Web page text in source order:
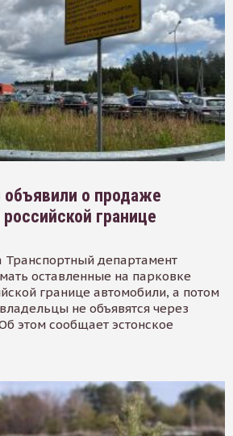
объявили о продаже
границе
Транспортный департамент
оставленные на парковке
границе автомобили, а потом
не объявятся через
этом сообщает эстонское